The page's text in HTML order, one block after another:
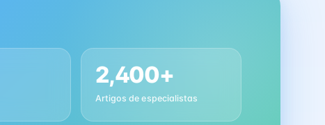
2,400+
Artigos de especialistas